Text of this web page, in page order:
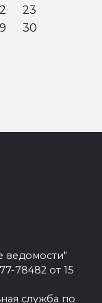
23
30
ведомости"
78482 от 15
служба по